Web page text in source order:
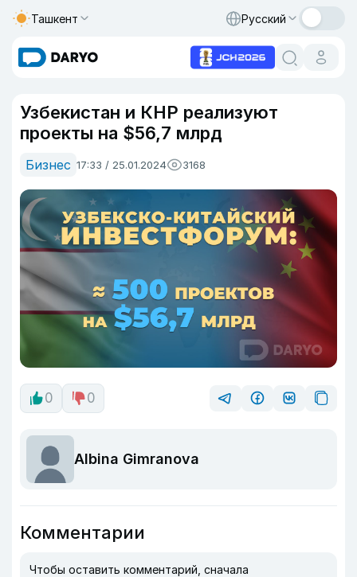
Ташкент Русский
Узбекистан и КНР реализуют
проекты на $56,7 млрд
Бизнес 17:33 / 25.01.2024 3168
0 0
Albina Gimranova
Комментарии
Чтобы оставить комментарий, сначала